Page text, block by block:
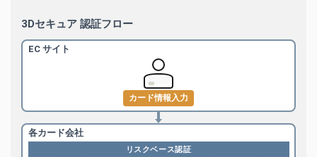
3Dセキュア 認証フロー
EC サイト
カード情報入力
各カード会社
リスクベース認証